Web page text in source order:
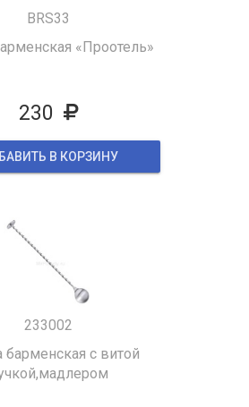
BRS33
«Проотель»
230
В КОРЗИНУ
233002
с витой